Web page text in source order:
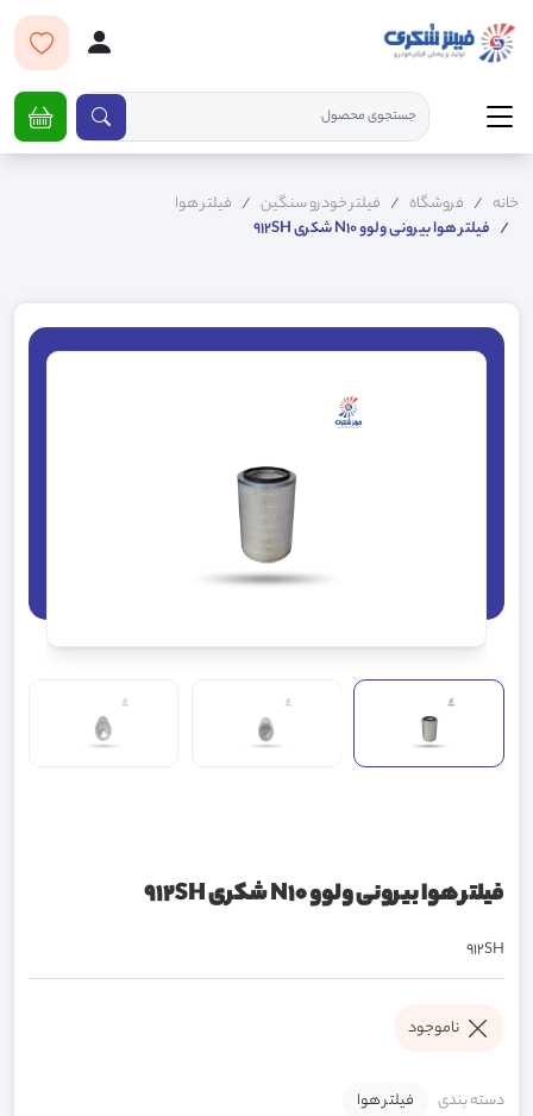
خانه فروشگاه فیلتر خودرو سنگین
فیلتر هوا
فیلتر هوا بیرونی ولوو N10 شکری 912SH
فیلتر هوا بیرونی ولوو N10 شکری 912SH
912SH
ناموجود
دسته بندی فیلتر هوا